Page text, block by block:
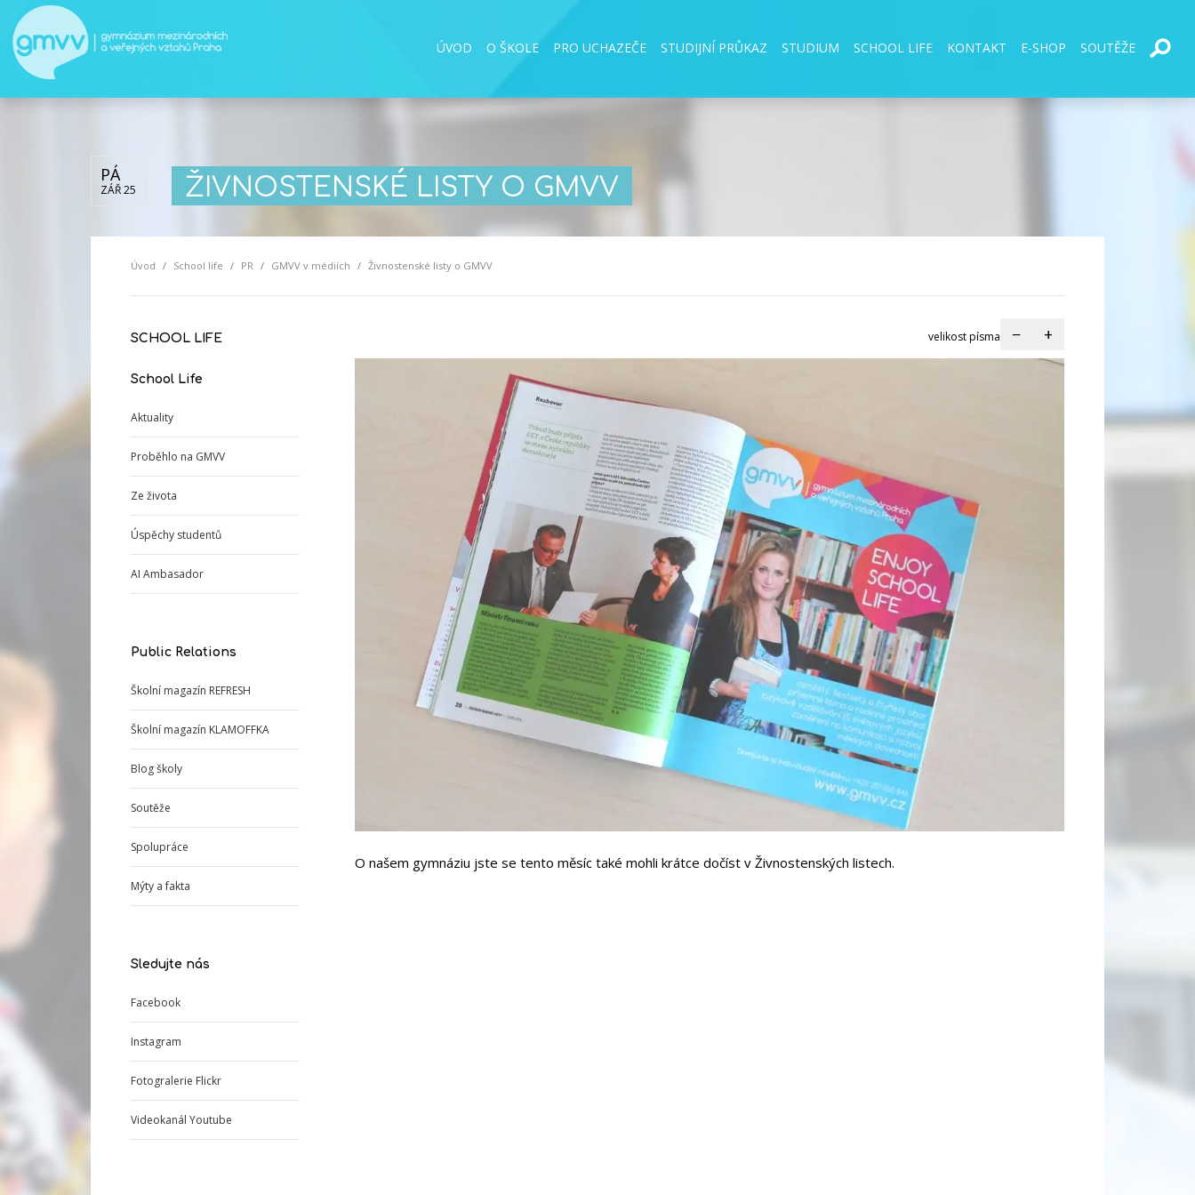
ÚVOD O ŠKOLE PRO UCHAZEČE STUDIJNÍ PRŮKAZ STUDIUM SCHOOL LIFE KONTAKT E-SHOP SOUTĚŽE
PÁ
ZÁŘ 25 ŽIVNOSTENSKÉ LISTY O GMVV
Úvod School life PR GMVV v médiích Živnostenské listy o GMVV
SCHOOL LIFE
School Life
Aktuality
Proběhlo na GMVV
Ze života
Úspěchy studentů
AI Ambasador
Public Relations
Školní magazín REFRESH
Školní magazín KLAMOFFKA
Blog školy
Soutěže
Spolupráce
Mýty a fakta
Sledujte nás
Facebook
Instagram
Fotogralerie Flickr
Videokanál Youtube
velikost písma − +
O našem gymnáziu jste se tento měsíc také mohli krátce dočíst v Živnostenských listech.